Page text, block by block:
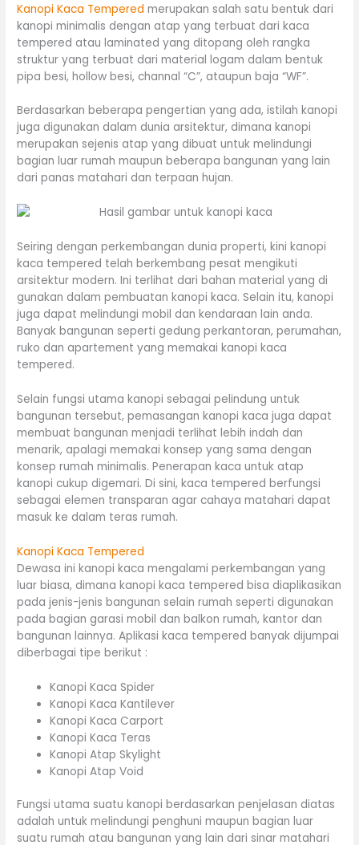
Kanopi Kaca Tempered merupakan salah satu bentuk dari
kanopi minimalis dengan atap yang terbuat dari kaca
tempered atau laminated yang ditopang oleh rangka
struktur yang terbuat dari material logam dalam bentuk
pipa besi, hollow besi, channal “C”, ataupun baja “WF”.
Berdasarkan beberapa pengertian yang ada, istilah kanopi
juga digunakan dalam dunia arsitektur, dimana kanopi
merupakan sejenis atap yang dibuat untuk melindungi
bagian luar rumah maupun beberapa bangunan yang lain
dari panas matahari dan terpaan hujan.
Seiring dengan perkembangan dunia properti, kini kanopi
kaca tempered telah berkembang pesat mengikuti
arsitektur modern. Ini terlihat dari bahan material yang di
gunakan dalam pembuatan kanopi kaca. Selain itu, kanopi
juga dapat melindungi mobil dan kendaraan lain anda.
Banyak bangunan seperti gedung perkantoran, perumahan,
ruko dan apartement yang memakai kanopi kaca
tempered.
Selain fungsi utama kanopi sebagai pelindung untuk
bangunan tersebut, pemasangan kanopi kaca juga dapat
membuat bangunan menjadi terlihat lebih indah dan
menarik, apalagi memakai konsep yang sama dengan
konsep rumah minimalis. Penerapan kaca untuk atap
kanopi cukup digemari. Di sini, kaca tempered berfungsi
sebagai elemen transparan agar cahaya matahari dapat
masuk ke dalam teras rumah.
Kanopi Kaca Tempered
Dewasa ini kanopi kaca mengalami perkembangan yang
luar biasa, dimana kanopi kaca tempered bisa diaplikasikan
pada jenis-jenis bangunan selain rumah seperti digunakan
pada bagian garasi mobil dan balkon rumah, kantor dan
bangunan lainnya. Aplikasi kaca tempered banyak dijumpai
diberbagai tipe berikut :
Kanopi Kaca Spider
Kanopi Kaca Kantilever
Kanopi Kaca Carport
Kanopi Kaca Teras
Kanopi Atap Skylight
Kanopi Atap Void
Fungsi utama suatu kanopi berdasarkan penjelasan diatas
adalah untuk melindungi penghuni maupun bagian luar
suatu rumah atau bangunan yang lain dari sinar matahari